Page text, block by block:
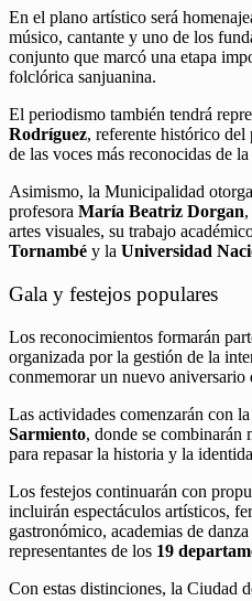
En el plano artístico será
músico, cantante y uno de los
conjunto que marcó una etapa
folclórica sanjuanina.
El periodismo también tendrá
Rodríguez, referente histórico
de las voces más reconocidas de
Asimismo, la Municipalidad
profesora María Beatriz Dorgan
artes visuales, su trabajo
Tornambé y la Universidad
Gala y festejos populares
Los reconocimientos formarán
organizada por la gestión de la
conmemorar un nuevo aniversario
Las actividades comenzarán con
Sarmiento, donde se combinarán
para repasar la historia y la
Los festejos continuarán con
incluirán espectáculos artísticos,
gastronómico, academias de
representantes de los 19
Con estas distinciones, la Ciudad